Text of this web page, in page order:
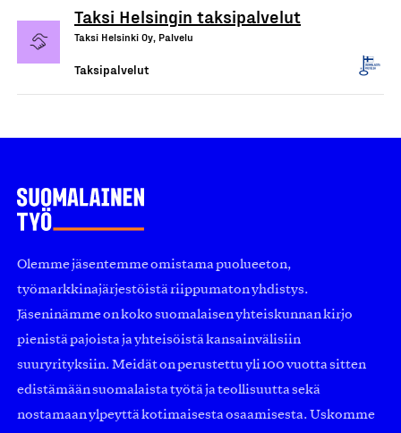
Taksi Helsingin taksipalvelut
Taksi Helsinki Oy, Palvelu
Taksipalvelut
Olemme jäsentemme omistama puolueeton,
työmarkkinajärjestöistä riippumaton yhdistys.
Jäseninämme on koko suomalaisen yhteiskunnan kirjo
pienistä pajoista ja yhteisöistä kansainvälisiin
suuryrityksiin. Meidät on perustettu yli 100 vuotta sitten
edistämään suomalaista työtä ja teollisuutta sekä
nostamaan ylpeyttä kotimaisesta osaamisesta. Uskomme